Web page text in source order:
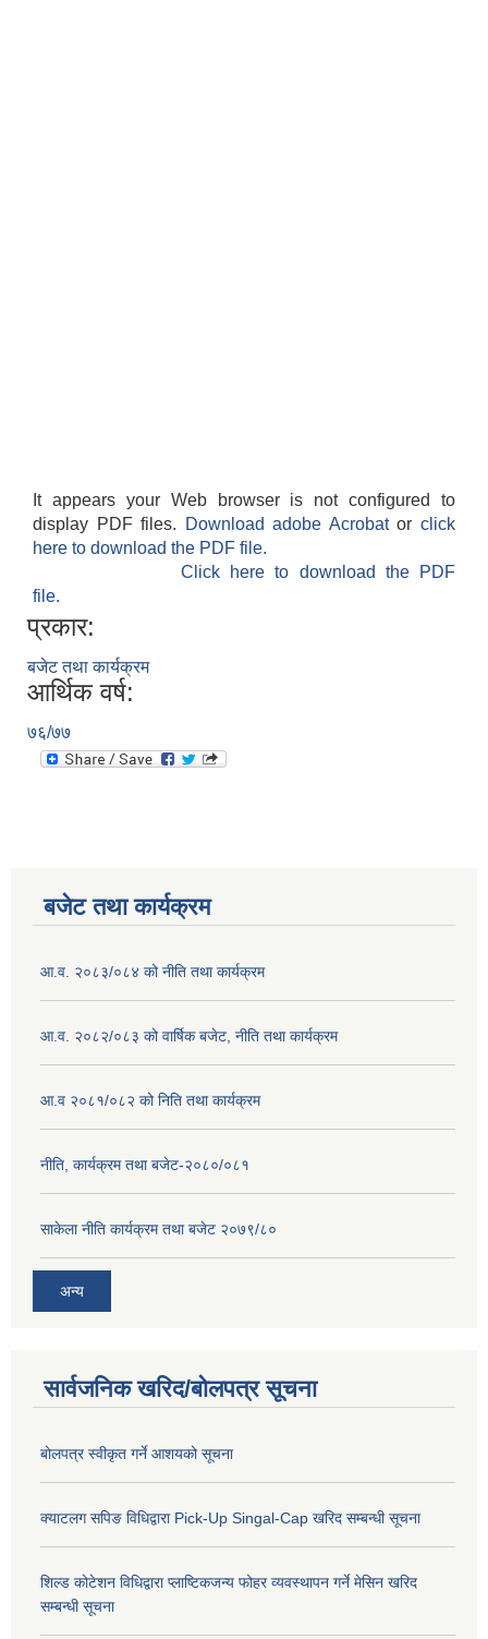
It appears your Web browser is not configured to
display PDF files.
Download adobe Acrobatorclick
here to download the PDF file.
Click here to download the PDF
file.
प्रकार:
बजेट तथा कार्यक्रम
आर्थिक वर्ष:
७६/७७
बजेट तथा कार्यक्रम
आ.व. २०८३/०८४ को नीति तथा कार्यक्रम
आ.व. २०८२/०८३ को वार्षिक बजेट, नीति तथा कार्यक्रम
आ.व २०८१/०८२ को निति तथा कार्यक्रम
नीति, कार्यक्रम तथा बजेट-२०८०/०८१
साकेला नीति कार्यक्रम तथा बजेट २०७९/८०
अन्य
सार्वजनिक खरिद/बोलपत्र सूचना
बोलपत्र स्वीकृत गर्ने आशयको सूचना
क्याटलग सपिङ विधिद्वारा Pick-Up Singal-Cap खरिद सम्बन्धी सूचना
शिल्ड कोटेशन विधिद्वारा प्लाष्टिकजन्य फोहर व्यवस्थापन गर्ने मेसिन खरिद
सम्बन्धी सूचना